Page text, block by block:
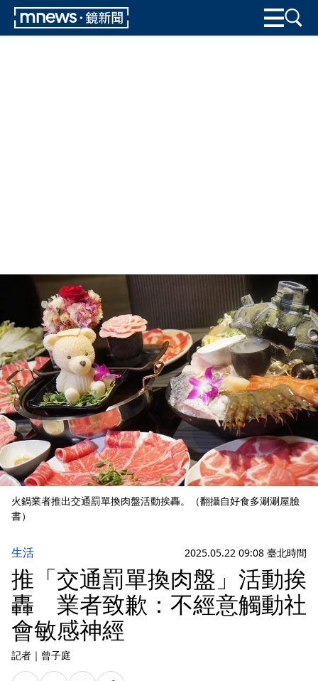
火鍋業者推出交通罰單換肉盤活動挨轟。（翻攝自好食多涮涮屋臉
書）
生活 2025.05.22 09:08 臺北時間
推「交通罰單換肉盤」活動挨
轟 業者致歉：不經意觸動社
會敏感神經
記者 ｜ 曾子庭